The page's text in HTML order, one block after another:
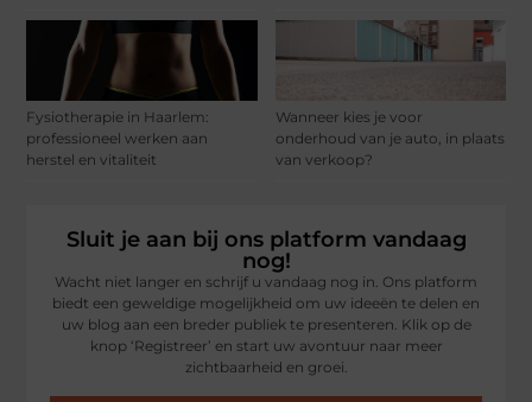
Fysiotherapie in Haarlem:
professioneel werken aan
herstel en vitaliteit
Wanneer kies je voor
onderhoud van je auto, in plaats
van verkoop?
Sluit je aan bij ons platform vandaag
nog!
Wacht niet langer en schrijf u vandaag nog in. Ons platform
biedt een geweldige mogelijkheid om uw ideeën te delen en
uw blog aan een breder publiek te presenteren. Klik op de
knop ‘Registreer’ en start uw avontuur naar meer
zichtbaarheid en groei.